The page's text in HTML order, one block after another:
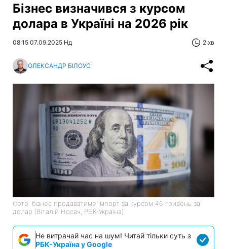
Бізнес визначився з курсом
долара в Україні на 2026 рік
08:15 07.09.2025 Нд 2 хв
ОЛЕКСАНДР БІЛОУС
Фото: бізнес продаватиме імпорт за курсом 46 гривень за
долар (Віталій Носач, РБК-Україна)
Не витрачай час на шум! Читай тільки суть з
РБК-Україна у Google